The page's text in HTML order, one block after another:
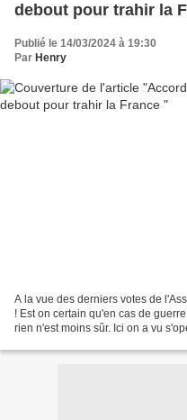
debout pour trahir la
Publié le 14/03/2024 à 19:30
Par Henry
A la vue des derniers votes de
! Est on certain qu'en cas de
rien n'est moins sûr. Ici on a vu